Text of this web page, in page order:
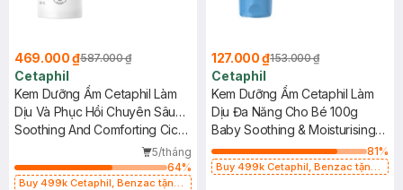
469.000 ₫587.000 ₫
Cetaphil
Kem Dưỡng Ẩm Cetaphil Làm
Dịu Và Phục Hồi Chuyên Sâu
45ml
Soothing And Comforting Cica
5/tháng
64%
Buy 499k Cetaphil, Benzac tặng
127.000 ₫153.000 ₫
Cetaphil
Kem Dưỡng Ẩm Cetaphil Làm
Dịu Đa Năng Cho Bé 100g
Baby Soothing & Moisturising
Cream
81%
Buy 499k Cetaphil, Benzac tặng